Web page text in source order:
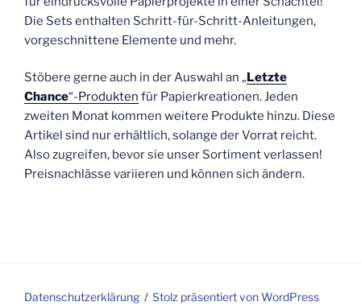
Die Sets enthalten Schritt-für-Schritt-Anleitungen,
vorgeschnittene Elemente und mehr.
Stöbere gerne auch in der Auswahl an „Letzte
Chance“-Produkten für Papierkreationen. Jeden
zweiten Monat kommen weitere Produkte hinzu. Diese
Artikel sind nur erhältlich, solange der Vorrat reicht.
Also zugreifen, bevor sie unser Sortiment verlassen!
Preisnachlässe variieren und können sich ändern.
Datenschutzerklärung Stolz präsentiert von WordPress